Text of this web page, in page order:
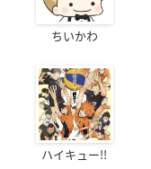
ちいかわ
ハイキュー!!